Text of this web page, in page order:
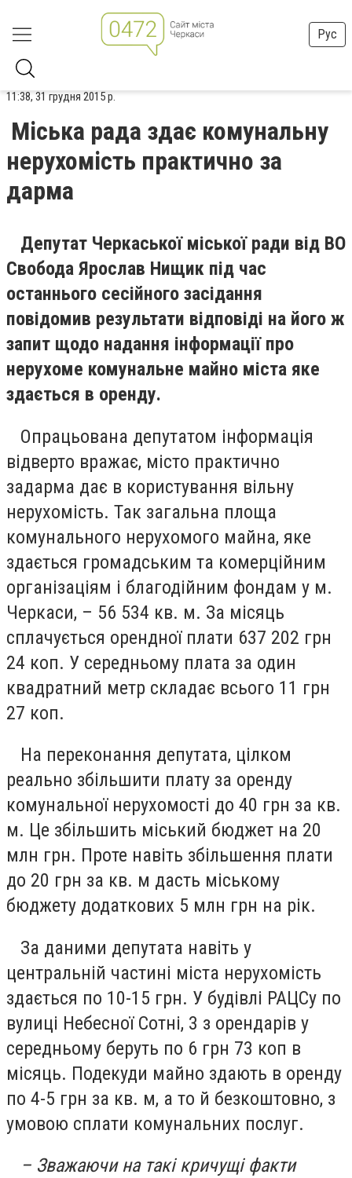
Рус
11:38, 31 грудня 2015 р.
Міська рада здає комунальну
нерухомість практично за
дарма
Депутат Черкаської міської ради від ВО
Свобода Ярослав Нищик під час
останнього сесійного засідання
повідомив результати відповіді на його ж
запит щодо надання інформації про
нерухоме комунальне майно міста яке
здається в оренду.
Опрацьована депутатом інформація
відверто вражає, місто практично
задарма дає в користування вільну
нерухомість. Так загальна площа
комунального нерухомого майна, яке
здається громадським та комерційним
організаціям і благодійним фондам у м.
Черкаси, – 56 534 кв. м. За місяць
сплачується орендної плати 637 202 грн
24 коп. У середньому плата за один
квадратний метр складає всього 11 грн
27 коп.
На переконання депутата, цілком
реально збільшити плату за оренду
комунальної нерухомості до 40 грн за кв.
м. Це збільшить міський бюджет на 20
млн грн. Проте навіть збільшення плати
до 20 грн за кв. м дасть міському
бюджету додаткових 5 млн грн на рік.
За даними депутата навіть у
центральній частині міста нерухомість
здається по 10-15 грн. У будівлі РАЦСу по
вулиці Небесної Сотні, 3 з орендарів у
середньому беруть по 6 грн 73 коп в
місяць. Подекуди майно здають в оренду
по 4-5 грн за кв. м, а то й безкоштовно, з
умовою сплати комунальних послуг.
– Зважаючи на такі кричущі факти